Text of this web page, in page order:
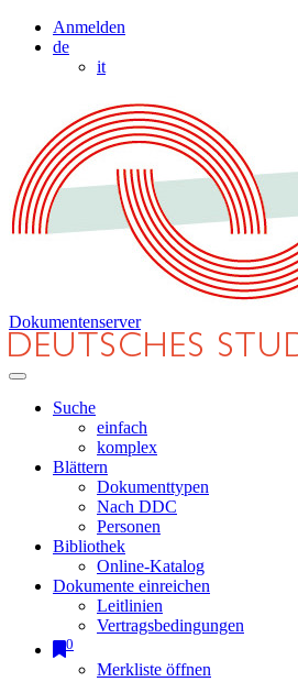
Anmelden
de
it
Dokumentenserver
Suche
einfach
komplex
Blättern
Dokumenttypen
Nach DDC
Personen
Bibliothek
Online-Katalog
Dokumente einreichen
Leitlinien
Vertragsbedingungen
0
Merkliste öffnen